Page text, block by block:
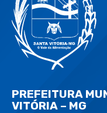
PREFEITURA
VITÓRIA – MG